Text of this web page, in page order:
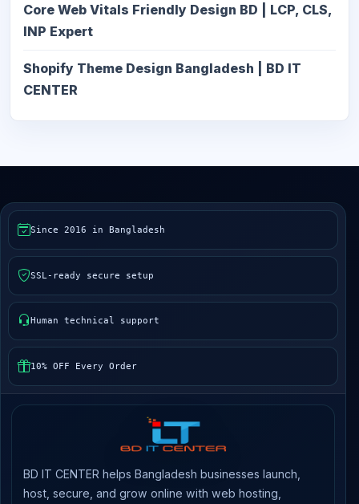
Core Web Vitals Friendly Design BD | LCP, CLS,
INP Expert
Shopify Theme Design Bangladesh | BD IT
CENTER
Since 2016 in Bangladesh
SSL-ready secure setup
Human technical support
10% OFF Every Order
BD IT CENTER helps Bangladesh businesses launch,
host, secure, and grow online with web hosting,